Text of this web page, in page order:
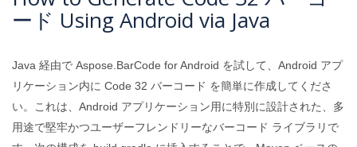
ード Using Android via Java
Java 経由で Aspose.BarCode for Android を試して、Android アプ
リケーション内に Code 32 バーコード を簡単に作成してくださ
い。これは、Android アプリケーション用に特別に設計された、多
用途で堅牢かつユーザーフレンドリーなバーコード ライブラリで